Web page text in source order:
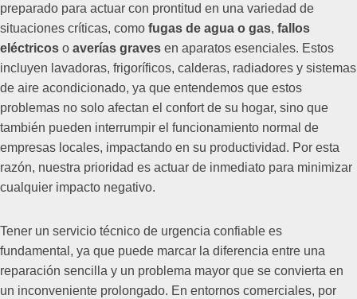
preparado para actuar con prontitud en una variedad de
situaciones críticas, como fugas de agua o gas, fallos
eléctricos o averías graves en aparatos esenciales. Estos
incluyen lavadoras, frigoríficos, calderas, radiadores y sistemas
de aire acondicionado, ya que entendemos que estos
problemas no solo afectan el confort de su hogar, sino que
también pueden interrumpir el funcionamiento normal de
empresas locales, impactando en su productividad. Por esta
razón, nuestra prioridad es actuar de inmediato para minimizar
cualquier impacto negativo.
Tener un servicio técnico de urgencia confiable es
fundamental, ya que puede marcar la diferencia entre una
reparación sencilla y un problema mayor que se convierta en
un inconveniente prolongado. En entornos comerciales, por